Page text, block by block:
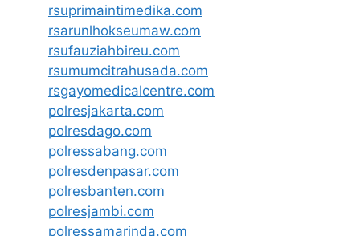
rsuprimaintimedika.com
rsarunlhokseumaw.com
rsufauziahbireu.com
rsumumcitrahusada.com
rsgayomedicalcentre.com
polresjakarta.com
polresdago.com
polressabang.com
polresdenpasar.com
polresbanten.com
polresjambi.com
polressamarinda.com